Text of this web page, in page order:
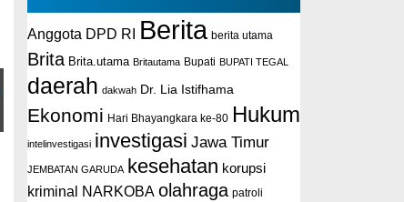
Anggota DPD RI Berita berita utama
Brita Brita.utama Britautama Bupati BUPATI TEGAL
daerah dakwah Dr. Lia Istifhama
Ekonomi Hari Bhayangkara ke-80 Hukum
intelinvestigasi investigasi Jawa Timur
JEMBATAN GARUDA kesehatan korupsi
kriminal NARKOBA olahraga patroli